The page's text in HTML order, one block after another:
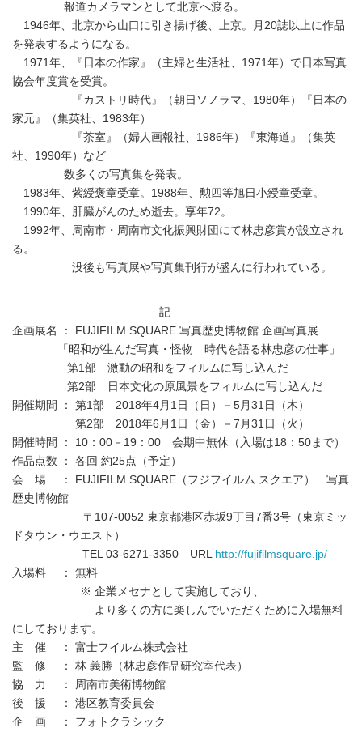
報道カメラマンとして北京へ渡る。
1946年、北京から山口に引き揚げ後、上京。月20誌以上に作品
を発表するようになる。
1971年、『日本の作家』（主婦と生活社、1971年）で日本写真
協会年度賞を受賞。
『カストリ時代』（朝日ソノラマ、1980年）『日本の
家元』（集英社、1983年）
『茶室』（婦人画報社、1986年）『東海道』（集英
社、1990年）など
数多くの写真集を発表。
1983年、紫綬褒章受章。1988年、勲四等旭日小綬章受章。
1990年、肝臓がんのため逝去。享年72。
1992年、周南市・周南市文化振興財団にて林忠彦賞が設立され
る。
没後も写真展や写真集刊行が盛んに行われている。
記
企画展名 ： FUJIFILM SQUARE 写真歴史博物館 企画写真展
「昭和が生んだ写真・怪物 時代を語る林忠彦の仕事」
第1部 激動の昭和をフィルムに写し込んだ
第2部 日本文化の原風景をフィルムに写し込んだ
開催期間 ： 第1部 2018年4月1日（日）－5月31日（木）
第2部 2018年6月1日（金）－7月31日（火）
開催時間 ： 10：00－19：00 会期中無休（入場は18：50まで）
作品点数 ： 各回 約25点（予定）
会 場 ： FUJIFILM SQUARE（フジフイルム スクエア） 写真
歴史博物館
〒107-0052 東京都港区赤坂9丁目7番3号（東京ミッ
ドタウン・ウエスト）
TEL 03-6271-3350 URL http://fujifilmsquare.jp/
入場料 ： 無料
※ 企業メセナとして実施しており、
より多くの方に楽しんでいただくために入場無料
にしております。
主 催 ： 富士フイルム株式会社
監 修 ： 林 義勝（林忠彦作品研究室代表）
協 力 ： 周南市美術博物館
後 援 ： 港区教育委員会
企 画 ： フォトクラシック